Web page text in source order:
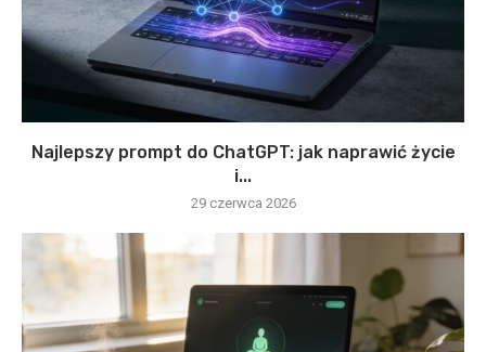
Najlepszy prompt do ChatGPT: jak naprawić życie
i...
29 czerwca 2026